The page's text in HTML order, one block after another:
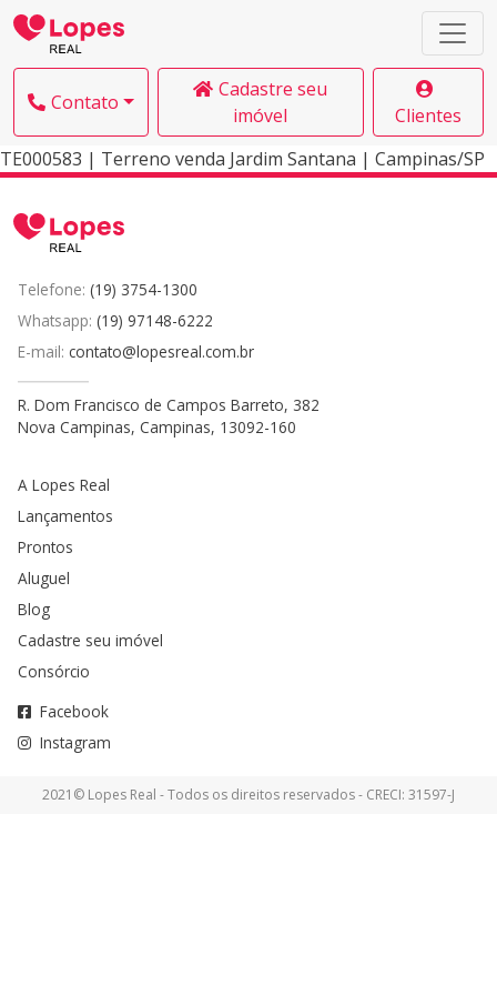
Contato
Cadastre seu
imóvel
Clientes
TE000583 | Terreno venda Jardim Santana | Campinas/SP
Telefone: (19) 3754-1300
Whatsapp: (19) 97148-6222
E-mail: contato@lopesreal.com.br
R. Dom Francisco de Campos Barreto, 382
Nova Campinas, Campinas, 13092-160
A Lopes Real
Lançamentos
Prontos
Aluguel
Blog
Cadastre seu imóvel
Consórcio
Facebook
Instagram
2021© Lopes Real - Todos os direitos reservados - CRECI: 31597-J